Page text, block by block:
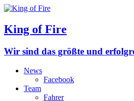
King of Fire
Wir sind das größte und
News
Facebook
Team
Fahrer